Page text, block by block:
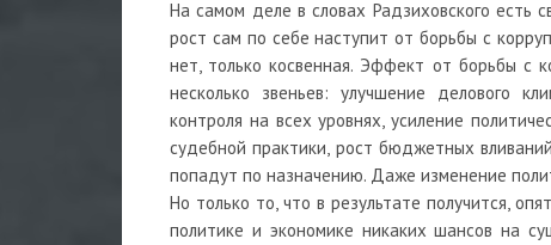
На самом деле в словах Радзиховского есть
рост сам по себе наступит от борьбы с
нет, только косвенная. Эффект от борьбы с
несколько звеньев: улучшение делового
контроля на всех уровнях, усиление
судебной практики, рост бюджетных
попадут по назначению. Даже изменение
Но только то, что в результате получится,
политике и экономике никаких шансов на